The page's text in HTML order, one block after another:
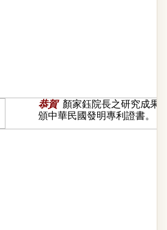
恭賀 顏家鈺院長之研究成果
頒中華民國發明專利證書。